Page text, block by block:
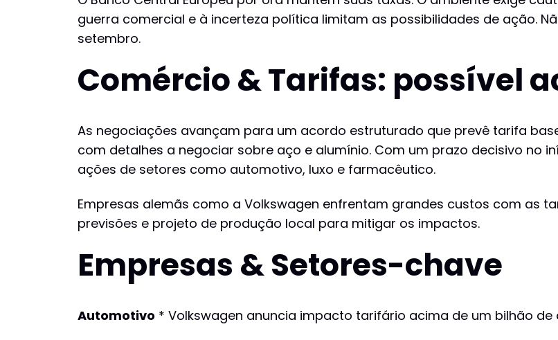
guerra comercial e à incerteza política limitam as possibilidades de ação.
setembro.
Comércio & Tarifas: possível
As negociações avançam para um acordo estruturado que prevê tarifa base
com detalhes a negociar sobre aço e alumínio. Com um prazo decisivo no
ações de setores como automotivo, luxo e farmacêutico.
Empresas alemãs como a Volkswagen enfrentam grandes custos com as
previsões e projeto de produção local para mitigar os impactos.
Empresas & Setores-chave
Automotivo * Volkswagen anuncia impacto tarifário acima de um bilhão de